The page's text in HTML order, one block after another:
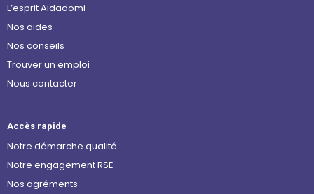
L’esprit Aidadomi
Nos aides
Nos conseils
Trouver un emploi
Nous contacter
Accès rapide
Notre démarche qualité
Notre engagement RSE
Nos agréments